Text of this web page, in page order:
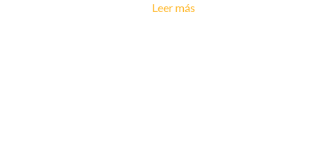
Leer más